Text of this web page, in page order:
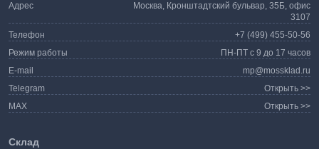
Адрес
Москва, Кронштадтский бульвар, 35Б, офис
3107
Телефон
+7 (499) 455-50-56
Режим работы
ПН-ПТ с 9 до 17 часов
E-mail
mp@mossklad.ru
Telegram
Открыть >>
MAX
Открыть >>
Склад